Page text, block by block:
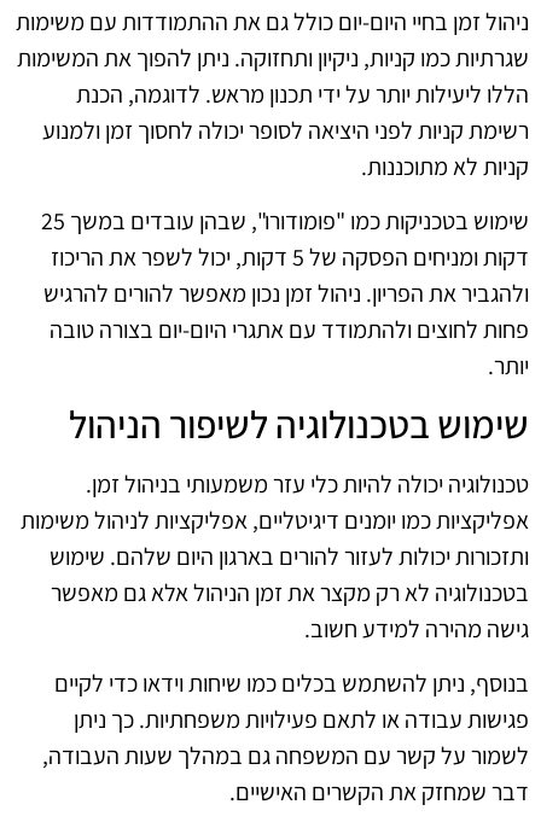
ניהול זמן בחיי היום-יום כולל גם את ההתמודדות עם משימות
שגרתיות כמו קניות, ניקיון ותחזוקה. ניתן להפוך את המשימות
הללו ליעילות יותר על ידי תכנון מראש. לדוגמה, הכנת
רשימת קניות לפני היציאה לסופר יכולה לחסוך זמן ולמנוע
קניות לא מתוכננות.
שימוש בטכניקות כמו "פומודורו", שבהן עובדים במשך 25
דקות ומניחים הפסקה של 5 דקות, יכול לשפר את הריכוז
ולהגביר את הפריון. ניהול זמן נכון מאפשר להורים להרגיש
פחות לחוצים ולהתמודד עם אתגרי היום-יום בצורה טובה
יותר.
שימוש בטכנולוגיה לשיפור הניהול
טכנולוגיה יכולה להיות כלי עזר משמעותי בניהול זמן.
אפליקציות כמו יומנים דיגיטליים, אפליקציות לניהול משימות
ותזכורות יכולות לעזור להורים בארגון היום שלהם. שימוש
בטכנולוגיה לא רק מקצר את זמן הניהול אלא גם מאפשר
גישה מהירה למידע חשוב.
בנוסף, ניתן להשתמש בכלים כמו שיחות וידאו כדי לקיים
פגישות עבודה או לתאם פעילויות משפחתיות. כך ניתן
לשמור על קשר עם המשפחה גם במהלך שעות העבודה,
דבר שמחזק את הקשרים האישיים.